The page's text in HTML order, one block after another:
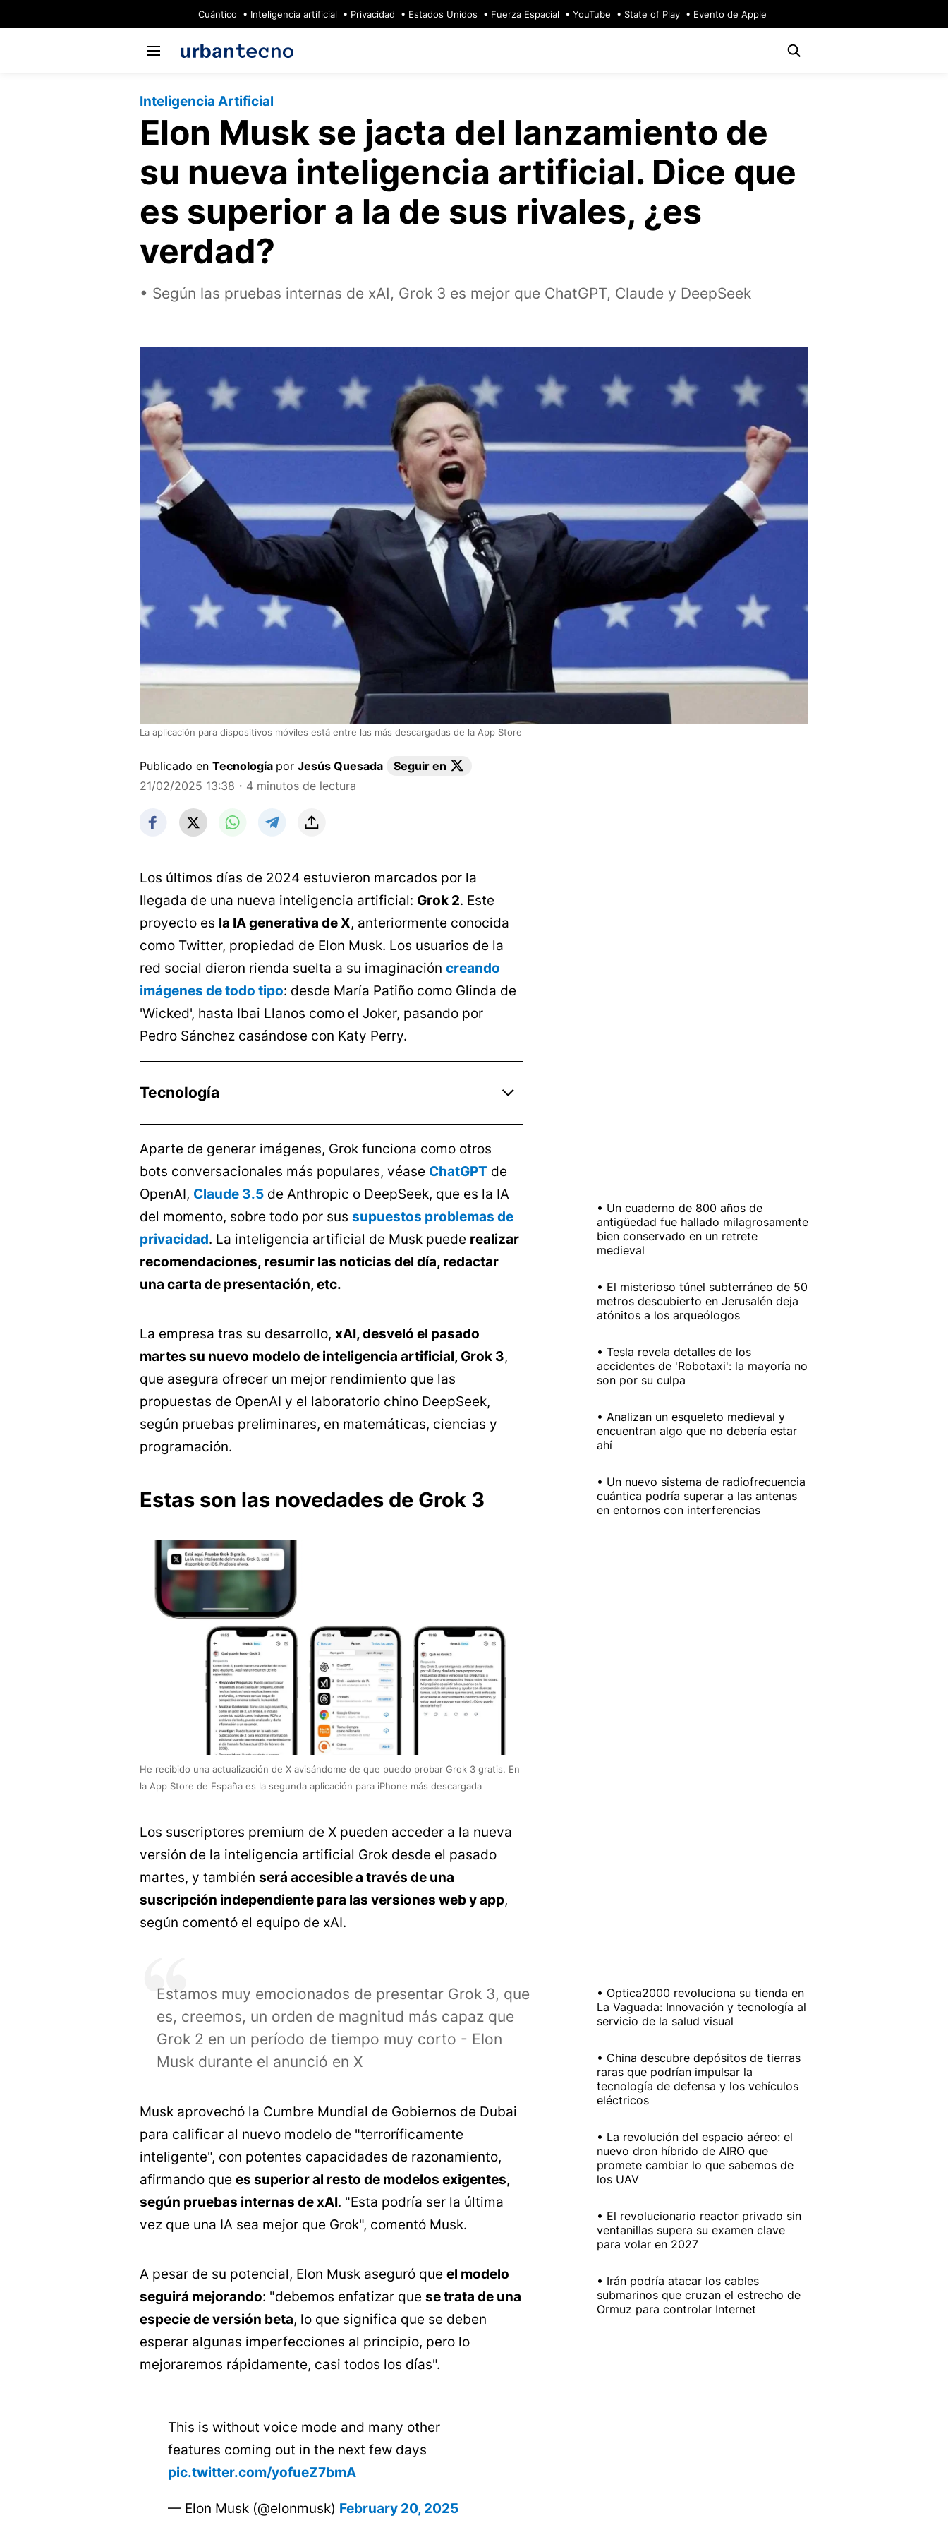
Cuántico Inteligencia artificial Privacidad Estados Unidos Fuerza Espacial YouTube State of Play Evento de Apple
Inteligencia Artificial
Elon Musk se jacta del lanzamiento de
su nueva inteligencia artificial. Dice que
es superior a la de sus rivales, ¿es
verdad?
Según las pruebas internas de xAI, Grok 3 es mejor que ChatGPT, Claude y DeepSeek
La aplicación para dispositivos móviles está entre las más descargadas de la App Store
Publicado en Tecnología por Jesús Quesada
Seguir en
21/02/2025 13:38 ・4 minutos de lectura
Los últimos días de 2024 estuvieron marcados por la
llegada de una nueva inteligencia artificial: Grok 2. Este
proyecto es la IA generativa de X, anteriormente conocida
como Twitter, propiedad de Elon Musk. Los usuarios de la
red social dieron rienda suelta a su imaginación creando
imágenes de todo tipo: desde María Patiño como Glinda de
'Wicked', hasta Ibai Llanos como el Joker, pasando por
Pedro Sánchez casándose con Katy Perry.
Tecnología
Aparte de generar imágenes, Grok funciona como otros
bots conversacionales más populares, véase ChatGPT de
OpenAI, Claude 3.5 de Anthropic o DeepSeek, que es la IA
del momento, sobre todo por sus supuestos problemas de
privacidad. La inteligencia artificial de Musk puede realizar
recomendaciones, resumir las noticias del día, redactar
una carta de presentación, etc.
La empresa tras su desarrollo, xAI, desveló el pasado
martes su nuevo modelo de inteligencia artificial, Grok 3,
que asegura ofrecer un mejor rendimiento que las
propuestas de OpenAI y el laboratorio chino DeepSeek,
según pruebas preliminares, en matemáticas, ciencias y
programación.
Estas son las novedades de Grok 3
He recibido una actualización de X avisándome de que puedo probar Grok 3 gratis. En
la App Store de España es la segunda aplicación para iPhone más descargada
Los suscriptores premium de X pueden acceder a la nueva
versión de la inteligencia artificial Grok desde el pasado
martes, y también será accesible a través de una
suscripción independiente para las versiones web y app,
según comentó el equipo de xAI.
Estamos muy emocionados de presentar Grok 3, que
es, creemos, un orden de magnitud más capaz que
Grok 2 en un período de tiempo muy corto - Elon
Musk durante el anunció en X
Musk aprovechó la Cumbre Mundial de Gobiernos de Dubai
para calificar al nuevo modelo de "terroríficamente
inteligente", con potentes capacidades de razonamiento,
afirmando que es superior al resto de modelos exigentes,
según pruebas internas de xAI. "Esta podría ser la última
vez que una IA sea mejor que Grok", comentó Musk.
A pesar de su potencial, Elon Musk aseguró que el modelo
seguirá mejorando: "debemos enfatizar que se trata de una
especie de versión beta, lo que significa que se deben
esperar algunas imperfecciones al principio, pero lo
mejoraremos rápidamente, casi todos los días".
This is without voice mode and many other
features coming out in the next few days
pic.twitter.com/yofueZ7bmA
— Elon Musk (@elonmusk) February 20, 2025
Un cuaderno de 800 años de
antigüedad fue hallado milagrosamente
bien conservado en un retrete
medieval
El misterioso túnel subterráneo de 50
metros descubierto en Jerusalén deja
atónitos a los arqueólogos
Tesla revela detalles de los
accidentes de 'Robotaxi': la mayoría no
son por su culpa
Analizan un esqueleto medieval y
encuentran algo que no debería estar
ahí
Un nuevo sistema de radiofrecuencia
cuántica podría superar a las antenas
en entornos con interferencias
Optica2000 revoluciona su tienda en
La Vaguada: Innovación y tecnología al
servicio de la salud visual
China descubre depósitos de tierras
raras que podrían impulsar la
tecnología de defensa y los vehículos
eléctricos
La revolución del espacio aéreo: el
nuevo dron híbrido de AIRO que
promete cambiar lo que sabemos de
los UAV
El revolucionario reactor privado sin
ventanillas supera su examen clave
para volar en 2027
Irán podría atacar los cables
submarinos que cruzan el estrecho de
Ormuz para controlar Internet